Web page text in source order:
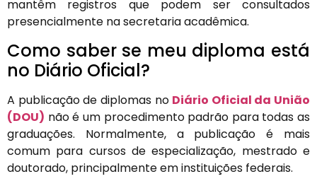
mantêm registros que podem ser consultados
presencialmente na secretaria acadêmica.
Como saber se meu diploma está
no Diário Oficial?
A publicação de diplomas no Diário Oficial da União
(DOU) não é um procedimento padrão para todas as
graduações. Normalmente, a publicação é mais
comum para cursos de especialização, mestrado e
doutorado, principalmente em instituições federais.